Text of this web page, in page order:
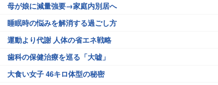
母が娘に減量強要→家庭内別居へ
睡眠時の悩みを解消する過ごし方
運動より代謝 人体の省エネ戦略
歯科の保健治療を巡る「大嘘」
大食い女子 46キロ体型の秘密